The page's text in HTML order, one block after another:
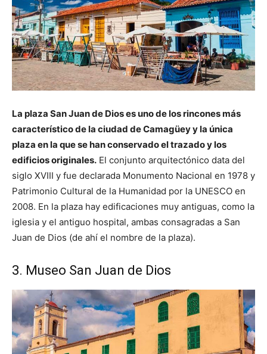
La plaza San Juan de Dios es uno de los rincones más
característico de la ciudad de Camagüey y la única
plaza en la que se han conservado el trazado y los
edificios originales. El conjunto arquitectónico data del
siglo XVIII y fue declarada Monumento Nacional en 1978 y
Patrimonio Cultural de la Humanidad por la UNESCO en
2008. En la plaza hay edificaciones muy antiguas, como la
iglesia y el antiguo hospital, ambas consagradas a San
Juan de Dios (de ahí el nombre de la plaza).
3. Museo San Juan de Dios